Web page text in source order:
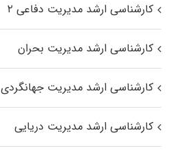
کارشناسی ارشد مدیریت دفاعی ۲
کارشناسی ارشد مدیریت بحران
کارشناسی ارشد مدیریت جهانگردی
کارشناسی ارشد مدیریت دریایی